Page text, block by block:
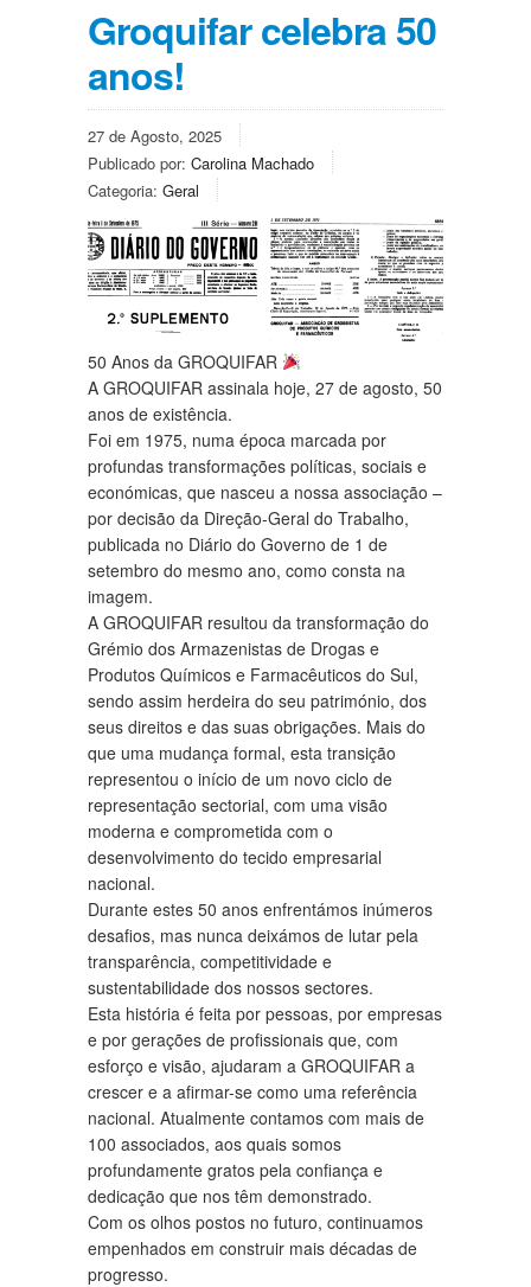
Groquifar celebra 50
anos!
27 de Agosto, 2025
Publicado por: Carolina Machado
Categoria: Geral
50 Anos da GROQUIFAR
A GROQUIFAR assinala hoje, 27 de agosto, 50
anos de existência.
Foi em 1975, numa época marcada por
profundas transformações políticas, sociais e
económicas, que nasceu a nossa associação –
por decisão da Direção-Geral do Trabalho,
publicada no Diário do Governo de 1 de
setembro do mesmo ano, como consta na
imagem.
A GROQUIFAR resultou da transformação do
Grémio dos Armazenistas de Drogas e
Produtos Químicos e Farmacêuticos do Sul,
sendo assim herdeira do seu património, dos
seus direitos e das suas obrigações. Mais do
que uma mudança formal, esta transição
representou o início de um novo ciclo de
representação sectorial, com uma visão
moderna e comprometida com o
desenvolvimento do tecido empresarial
nacional.
Durante estes 50 anos enfrentámos inúmeros
desafios, mas nunca deixámos de lutar pela
transparência, competitividade e
sustentabilidade dos nossos sectores.
Esta história é feita por pessoas, por empresas
e por gerações de profissionais que, com
esforço e visão, ajudaram a GROQUIFAR a
crescer e a afirmar-se como uma referência
nacional. Atualmente contamos com mais de
100 associados, aos quais somos
profundamente gratos pela confiança e
dedicação que nos têm demonstrado.
Com os olhos postos no futuro, continuamos
empenhados em construir mais décadas de
progresso.